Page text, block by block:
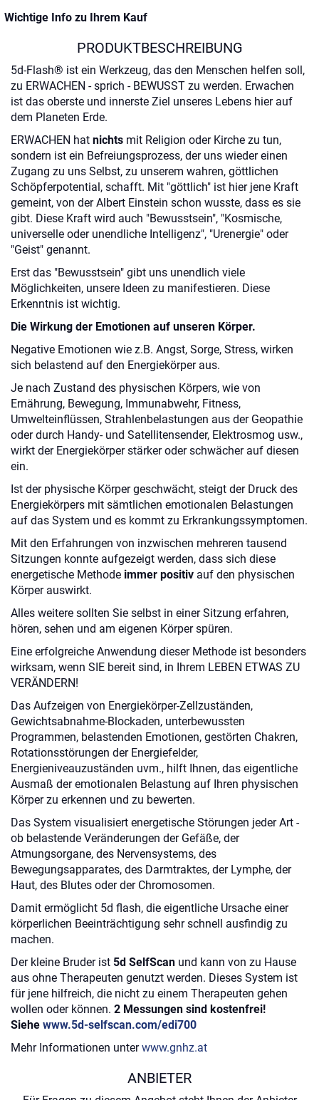
Wichtige Info zu Ihrem Kauf
PRODUKTBESCHREIBUNG
5d-Flash® ist ein Werkzeug, das den Menschen helfen soll,
zu ERWACHEN - sprich - BEWUSST zu werden. Erwachen
ist das oberste und innerste Ziel unseres Lebens hier auf
dem Planeten Erde.
ERWACHEN hat nichts mit Religion oder Kirche zu tun,
sondern ist ein Befreiungsprozess, der uns wieder einen
Zugang zu uns Selbst, zu unserem wahren, göttlichen
Schöpferpotential, schafft. Mit "göttlich" ist hier jene Kraft
gemeint, von der Albert Einstein schon wusste, dass es sie
gibt. Diese Kraft wird auch "Bewusstsein", "Kosmische,
universelle oder unendliche Intelligenz", "Urenergie" oder
"Geist" genannt.
Erst das "Bewusstsein" gibt uns unendlich viele
Möglichkeiten, unsere Ideen zu manifestieren. Diese
Erkenntnis ist wichtig.
Die Wirkung der Emotionen auf unseren Körper.
Negative Emotionen wie z.B. Angst, Sorge, Stress, wirken
sich belastend auf den Energiekörper aus.
Je nach Zustand des physischen Körpers, wie von
Ernährung, Bewegung, Immunabwehr, Fitness,
Umwelteinflüssen, Strahlenbelastungen aus der Geopathie
oder durch Handy- und Satellitensender, Elektrosmog usw.,
wirkt der Energiekörper stärker oder schwächer auf diesen
ein.
Ist der physische Körper geschwächt, steigt der Druck des
Energiekörpers mit sämtlichen emotionalen Belastungen
auf das System und es kommt zu Erkrankungssymptomen.
Mit den Erfahrungen von inzwischen mehreren tausend
Sitzungen konnte aufgezeigt werden, dass sich diese
energetische Methode immer positiv auf den physischen
Körper auswirkt.
Alles weitere sollten Sie selbst in einer Sitzung erfahren,
hören, sehen und am eigenen Körper spüren.
Eine erfolgreiche Anwendung dieser Methode ist besonders
wirksam, wenn SIE bereit sind, in Ihrem LEBEN ETWAS ZU
VERÄNDERN!
Das Aufzeigen von Energiekörper-Zellzuständen,
Gewichtsabnahme-Blockaden, unterbewussten
Programmen, belastenden Emotionen, gestörten Chakren,
Rotationsstörungen der Energiefelder,
Energieniveauzuständen uvm., hilft Ihnen, das eigentliche
Ausmaß der emotionalen Belastung auf Ihren physischen
Körper zu erkennen und zu bewerten.
Das System visualisiert energetische Störungen jeder Art -
ob belastende Veränderungen der Gefäße, der
Atmungsorgane, des Nervensystems, des
Bewegungsapparates, des Darmtraktes, der Lymphe, der
Haut, des Blutes oder der Chromosomen.
Damit ermöglicht 5d flash, die eigentliche Ursache einer
körperlichen Beeinträchtigung sehr schnell ausfindig zu
machen.
Der kleine Bruder ist 5d SelfScan und kann von zu Hause
aus ohne Therapeuten genutzt werden. Dieses System ist
für jene hilfreich, die nicht zu einem Therapeuten gehen
wollen oder können. 2 Messungen sind kostenfrei!
Siehe www.5d-selfscan.com/edi700
Mehr Informationen unterwww.gnhz.at
ANBIETER